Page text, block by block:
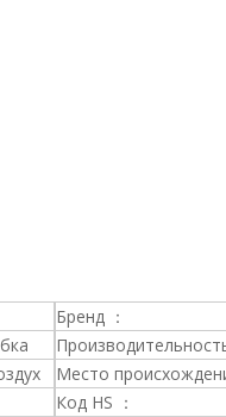
Бренд ：
Место
Код HS ：